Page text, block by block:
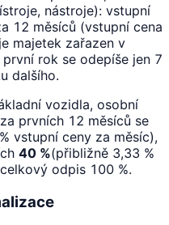
nástroje): vstupní
12 měsíců (vstupní cena
majetek zařazen v
rok se odepíše jen 7
dalšího.
vozidla, osobní
prvních 12 měsíců se
vstupní ceny za měsíc),
40 %(přibližně 3,33 %
odpis 100 %.